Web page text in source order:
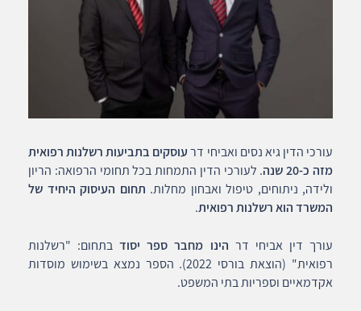
עורכי הדין גיא נסים ואביחי דרעוסקים בתביעות רשלנות רפואית
מזה כ-20 שנה
. לעורכי הדין התמחות בכל תחומי הרפואה: הריון
ולידה, ניתוחים, טיפול ואבחון מחלות. תחום העיסוק היחיד של
המשרד הוא רשלנות רפואית.
עורך דין אביחי דר הינו מחבר ספר יסודבתחום: "רשלנות
רפואית" (הוצאת בורסי 2022). הספר נמצא בשימוש מוסדות
אקדמאיים וספריות בתי המשפט.